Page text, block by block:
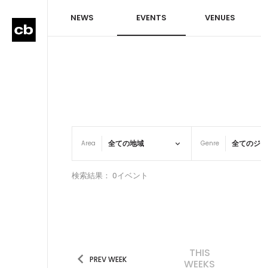
NEWS EVENTS VENUES
Area Genre
検索結果： 0イベント
PREV WEEK
THIS
WEEKS